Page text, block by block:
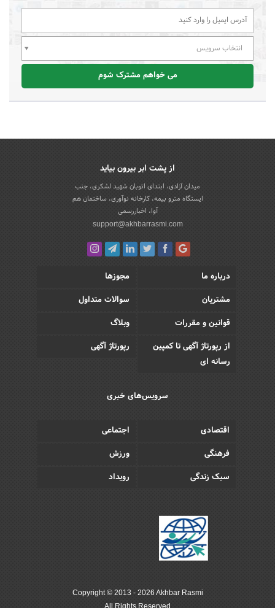
انتخاب سرویس
می خواهم مشترک شوم
از پشت ابر بیرون بیاید
میدان آزادی، ابتدای اتوبان شهید لشکری، جنب
ایستگاه مترو بیمه، کارخانه نوآوری، ساختمان هم
آوا، اخباررسمی
support@akhbarrasmi.com
درباره ما
مجوزها
مشتریان
سوالات متداول
قوانین و مقررات
وبلاگ
از رپورتاژ آگهی تا کمپین
رسانه ای
رپورتاژ آگهی
سرویس‌های خبری
اقتصادی
اجتماعی
فرهنگی
ورزش
سبک زندگی
رویداد
Copyright © 2013 - 2026 Akhbar Rasmi
All Rights Reserved